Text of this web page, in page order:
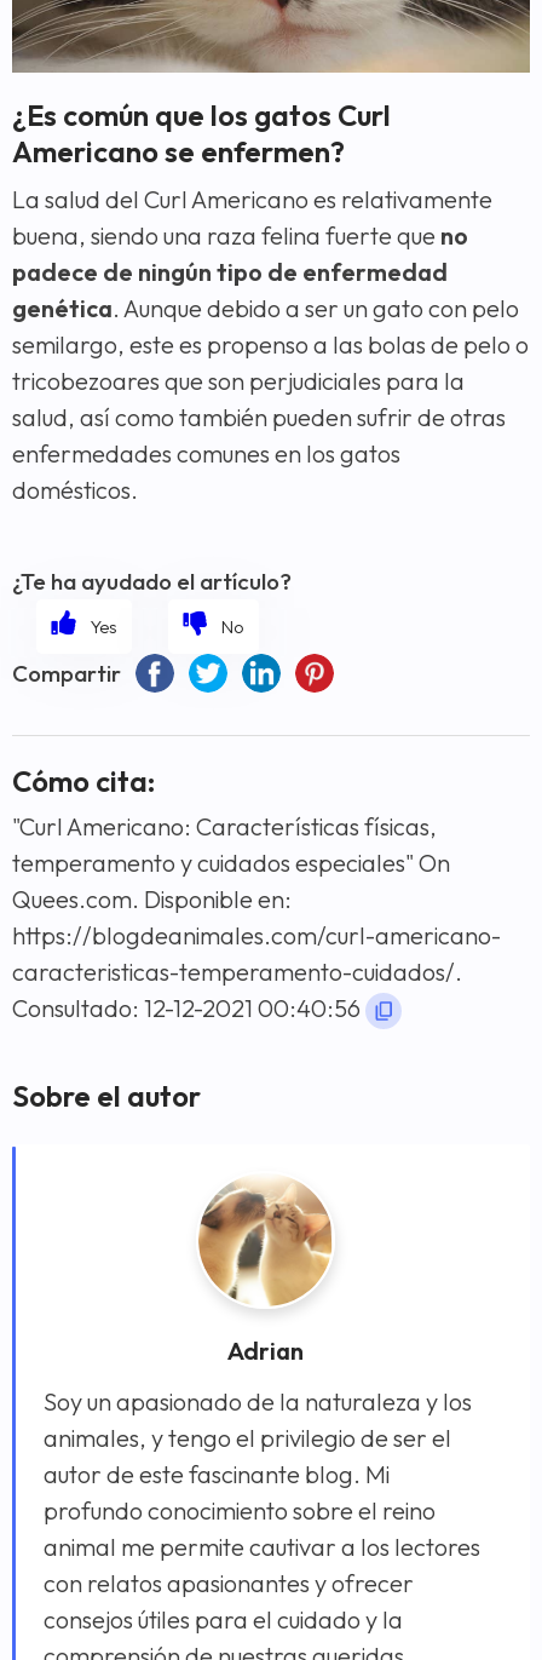
¿Es común que los gatos Curl
Americano se enfermen?
La salud del Curl Americano es relativamente
buena, siendo una raza felina fuerte que no
padece de ningún tipo de enfermedad
genética. Aunque debido a ser un gato con pelo
semilargo, este es propenso a las bolas de pelo o
tricobezoares que son perjudiciales para la
salud, así como también pueden sufrir de otras
enfermedades comunes en los gatos
domésticos.
¿Te ha ayudado el artículo?
Compartir
Cómo cita:
"Curl Americano: Características físicas,
temperamento y cuidados especiales" On
Quees.com. Disponible en:
https://blogdeanimales.com/curl-americano-
caracteristicas-temperamento-cuidados/.
Consultado: 12-12-2021 00:40:56
Sobre el autor
Adrian
Soy un apasionado de la naturaleza y los
animales, y tengo el privilegio de ser el
autor de este fascinante blog. Mi
profundo conocimiento sobre el reino
animal me permite cautivar a los lectores
con relatos apasionantes y ofrecer
consejos útiles para el cuidado y la